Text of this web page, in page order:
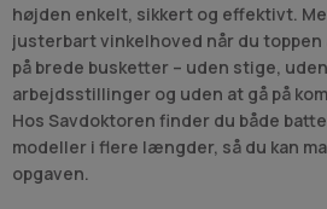
højden enkelt, sikkert og effektivt.
justerbart vinkelhoved når du
på brede busketter – uden stige,
arbejdsstillinger og uden at gå på
Hos Savdoktoren finder du både
modeller i flere længder, så du kan
opgaven.